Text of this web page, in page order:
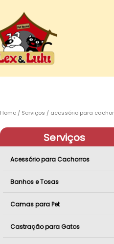
Home Serviços acessório para
Serviços
Acessório para Cachorros
Banhos e Tosas
Camas para Pet
Castração para Gatos